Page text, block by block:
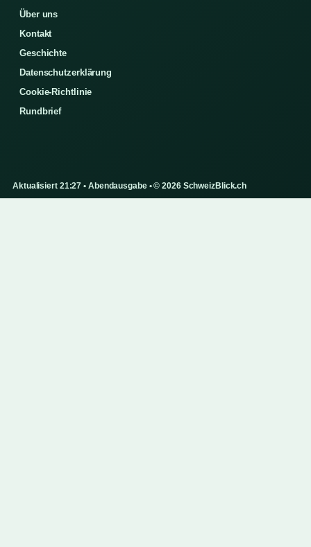
Über uns
Kontakt
Geschichte
Datenschutzerklärung
Cookie-Richtlinie
Rundbrief
Aktualisiert 21:27 • Abendausgabe • © 2026 SchweizBlick.ch